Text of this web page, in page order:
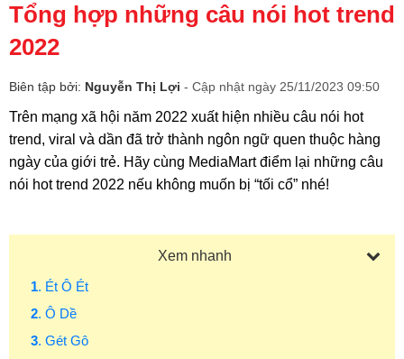
Tổng hợp những câu nói hot trend
2022
Biên tập bởi: Nguyễn Thị Lợi - Cập nhật ngày 25/11/2023 09:50
Trên mạng xã hội năm 2022 xuất hiện nhiều câu nói hot
trend, viral và dần đã trở thành ngôn ngữ quen thuộc hàng
ngày của giới trẻ. Hãy cùng MediaMart điểm lại những câu
nói hot trend 2022 nếu không muốn bị “tối cổ” nhé!
Xem nhanh
1. Ét Ô Ét
2. Ô Dề
3. Gét Gô